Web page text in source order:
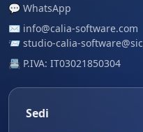
💬 WhatsApp
✉️ info@calia-software.com
📨 studio-calia-
📇 P.IVA: IT03021850304
Sedi